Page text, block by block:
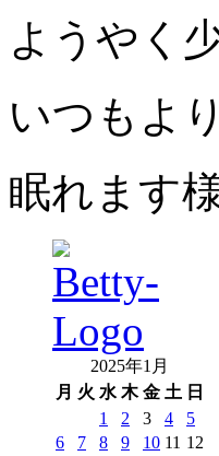
ようやく
いつもよ
眠れます
2025年1月
月 火 水 木 金 土 日
1 2 3 4
5
6
7 8 9 10 11 12